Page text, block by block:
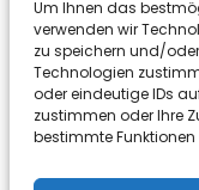
Um Ihnen das
verwenden wir
zu speichern und/
Technologien
oder eindeutige IDs
zustimmen oder Ihre
bestimmte
Folge uns
InstagramGoogle